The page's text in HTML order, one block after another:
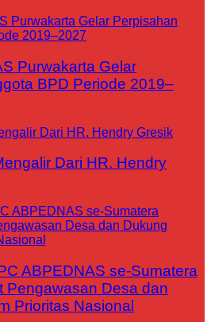
Purwakarta Gelar
BPD Periode 2019–
Dari HR. Hendry
ABPEDNAS se-Sumatera
Pengawasan Desa dan
Prioritas Nasional